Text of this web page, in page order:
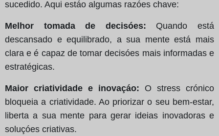
sucedido. Aqui estáo algumas razóes chave:
Melhor tomada de decisóes: Quando está
descansado e equilibrado, a sua mente está mais
clara e é capaz de tomar decisóes mais informadas e
estratégicas.
Maior criatividade e inovaçáo: O stress crónico
bloqueia a criatividade. Ao priorizar o seu bem-estar,
liberta a sua mente para gerar ideias inovadoras e
soluçóes criativas.